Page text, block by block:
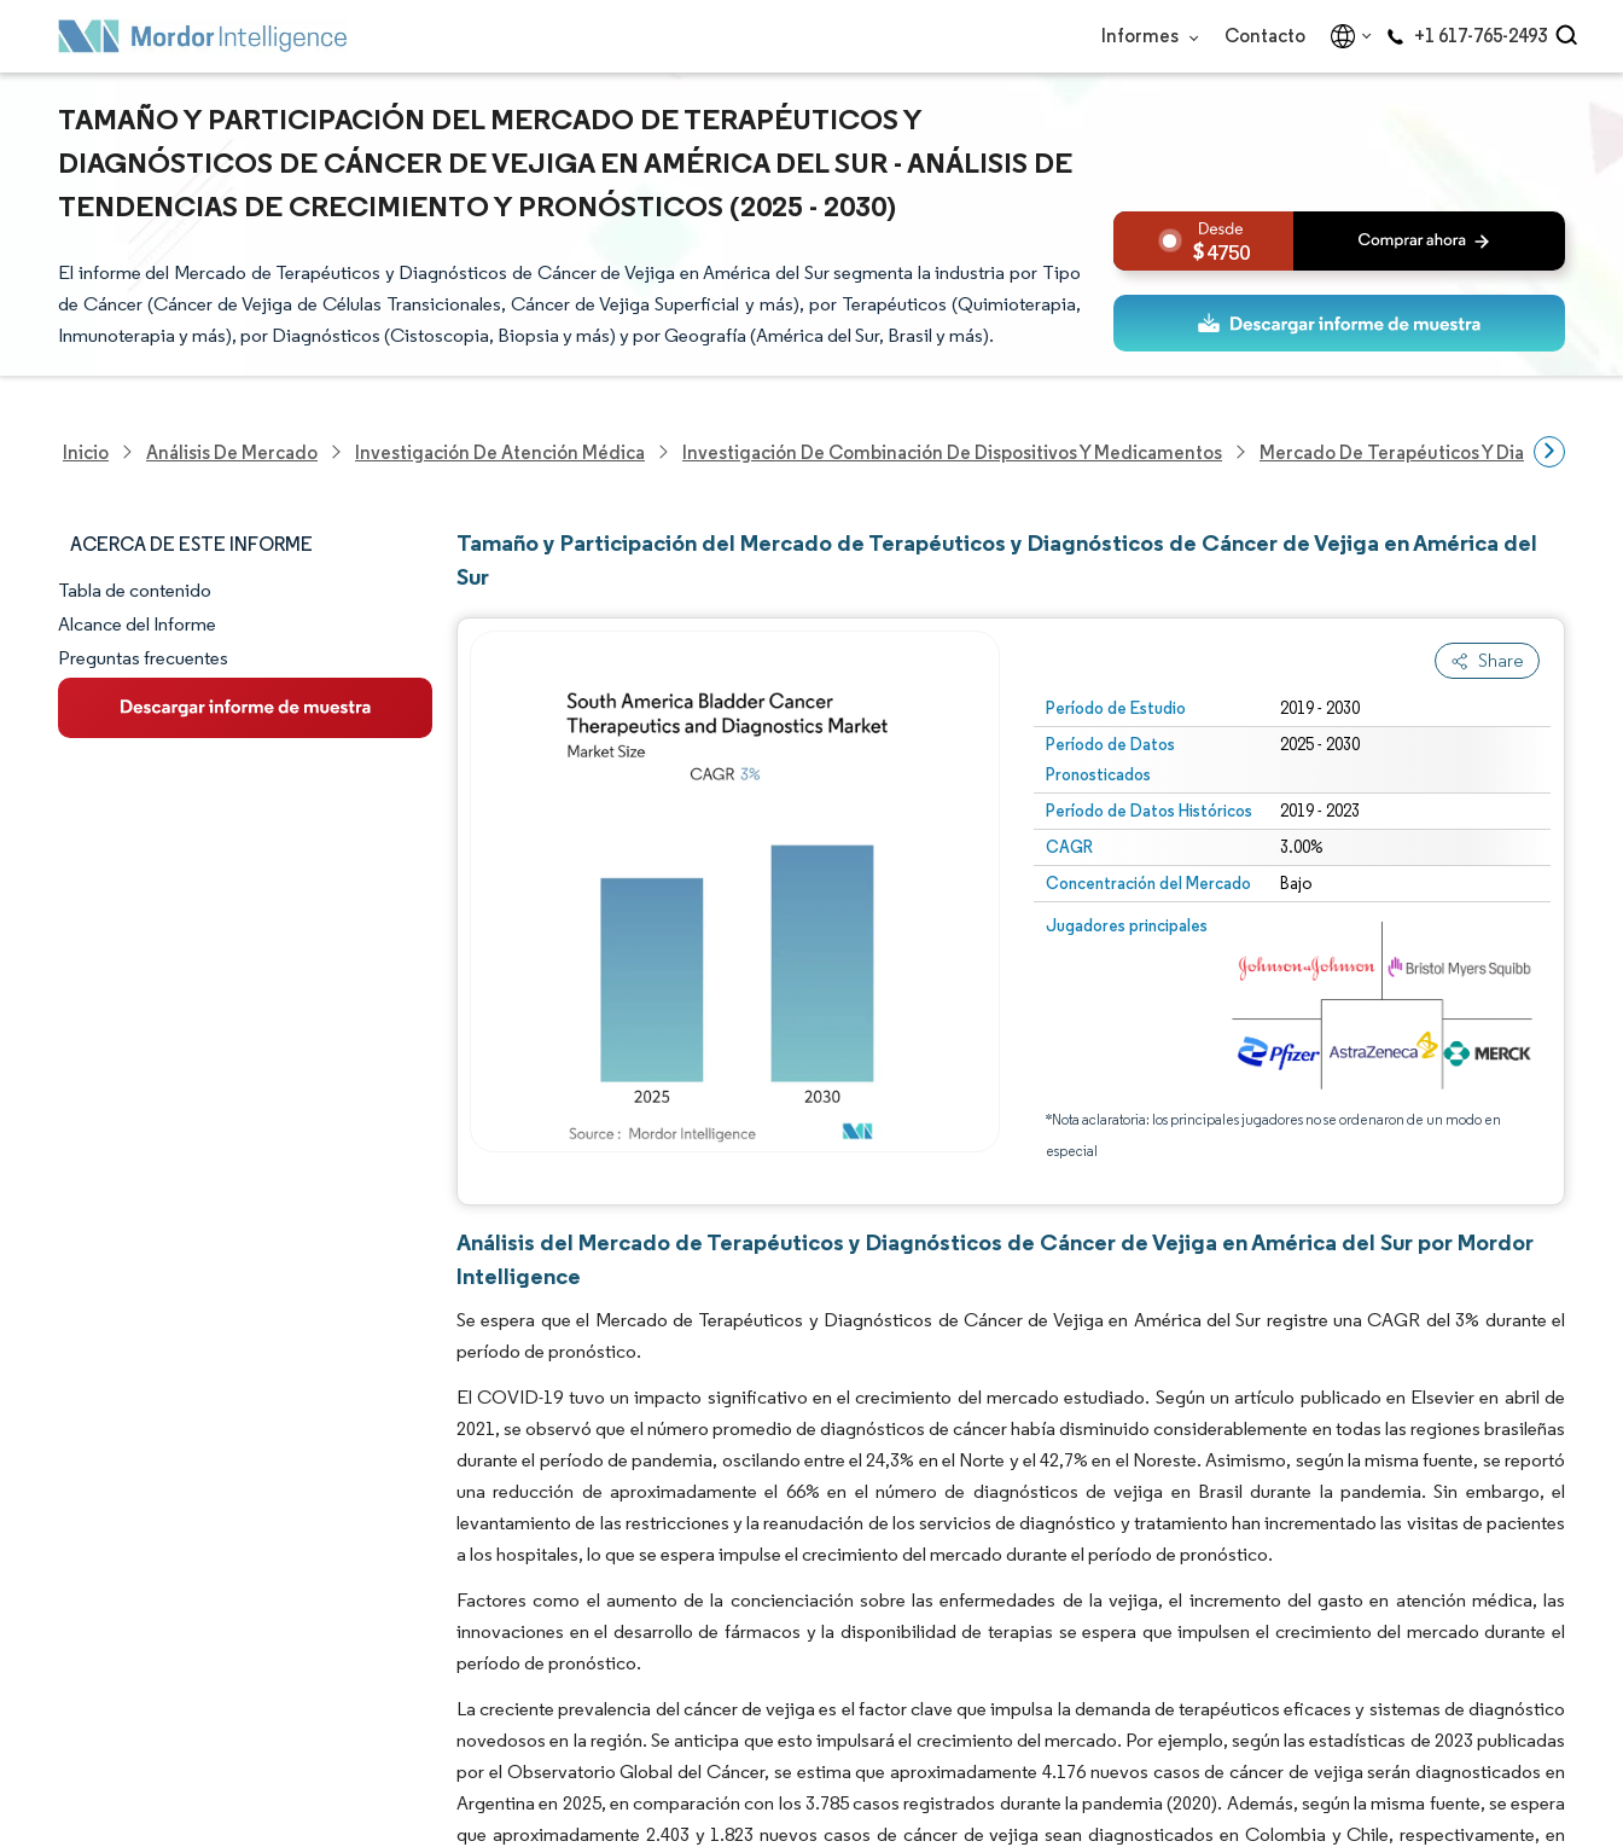
Informes Contacto +1 617-765-2493
TAMAÑO Y PARTICIPACIÓN DEL MERCADO DE TERAPÉUTICOS Y
DIAGNÓSTICOS DE CÁNCER DE VEJIGA EN AMÉRICA DEL SUR - ANÁLISIS DE
TENDENCIAS DE CRECIMIENTO Y PRONÓSTICOS (2025 - 2030)
El informe del Mercado de Terapéuticos y Diagnósticos de Cáncer de Vejiga en América del Sur segmenta la industria por Tipo
de Cáncer (Cáncer de Vejiga de Células Transicionales, Cáncer de Vejiga Superficial y más), por Terapéuticos (Quimioterapia,
Inmunoterapia y más), por Diagnósticos (Cistoscopia, Biopsia y más) y por Geografía (América del Sur, Brasil y más).
4750
Inicio Análisis De Mercado Investigación De Atención Médica Investigación De Combinación De Dispositivos Y Medicamentos Mercado De Terapéuticos Y Diagnósticos
ACERCA DE ESTE INFORME
Panorama del Mercado
Visión General del Mercado
Tendencias Principales del Mercado
Tabla de contenido
Alcance del Informe
Preguntas frecuentes
Tamaño y Participación del Mercado de Terapéuticos y Diagnósticos de Cáncer de Vejiga en América del
Sur
Share
Período de Estudio 2019 - 2030
Período de Datos
Pronosticados
2025 - 2030
Período de Datos Históricos 2019 - 2023
CAGR 3.00%
Concentración del Mercado Bajo
Jugadores principales
*Nota aclaratoria: los principales jugadores no se ordenaron de un modo en
especial
Análisis del Mercado de Terapéuticos y Diagnósticos de Cáncer de Vejiga en América del Sur por Mordor
Intelligence
Se espera que el Mercado de Terapéuticos y Diagnósticos de Cáncer de Vejiga en América del Sur registre una CAGR del 3% durante el
período de pronóstico.
El COVID-19 tuvo un impacto significativo en el crecimiento del mercado estudiado. Según un artículo publicado en Elsevier en abril de
2021, se observó que el número promedio de diagnósticos de cáncer había disminuido considerablemente en todas las regiones brasileñas
durante el período de pandemia, oscilando entre el 24,3% en el Norte y el 42,7% en el Noreste. Asimismo, según la misma fuente, se reportó
una reducción de aproximadamente el 66% en el número de diagnósticos de vejiga en Brasil durante la pandemia. Sin embargo, el
levantamiento de las restricciones y la reanudación de los servicios de diagnóstico y tratamiento han incrementado las visitas de pacientes
a los hospitales, lo que se espera impulse el crecimiento del mercado durante el período de pronóstico.
Factores como el aumento de la concienciación sobre las enfermedades de la vejiga, el incremento del gasto en atención médica, las
innovaciones en el desarrollo de fármacos y la disponibilidad de terapias se espera que impulsen el crecimiento del mercado durante el
período de pronóstico.
La creciente prevalencia del cáncer de vejiga es el factor clave que impulsa la demanda de terapéuticos eficaces y sistemas de diagnóstico
novedosos en la región. Se anticipa que esto impulsará el crecimiento del mercado. Por ejemplo, según las estadísticas de 2023 publicadas
por el Observatorio Global del Cáncer, se estima que aproximadamente 4.176 nuevos casos de cáncer de vejiga serán diagnosticados en
Argentina en 2025, en comparación con los 3.785 casos registrados durante la pandemia (2020). Además, según la misma fuente, se espera
que aproximadamente 2.403 y 1.823 nuevos casos de cáncer de vejiga sean diagnosticados en Colombia y Chile, respectivamente, en